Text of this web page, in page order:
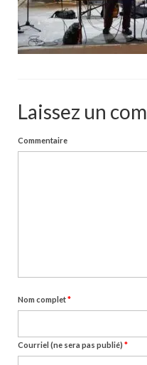
Decor
Custom Art
Publications
Laissez un
Commentaire
Nom complet*
Courriel (ne sera pas publié) *